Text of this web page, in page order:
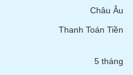
Châu Âu
Thanh Toán Tiền
5 tháng